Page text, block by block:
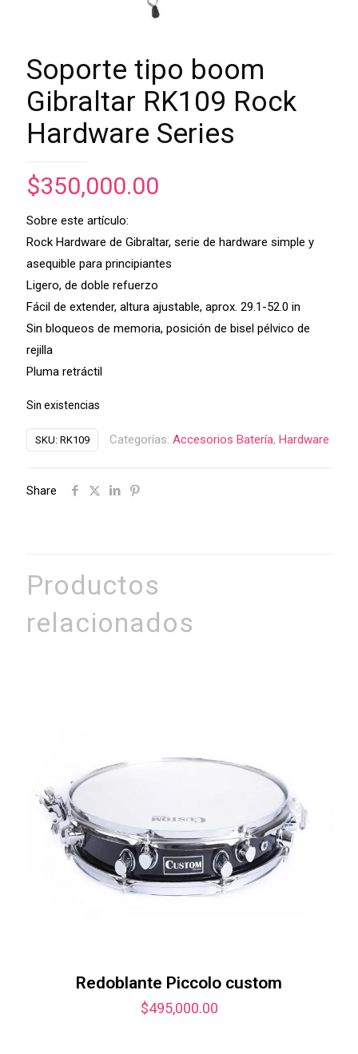
Soporte tipo boom
Gibraltar RK109 Rock
Hardware Series
$350,000.00
Sobre este artículo:
Rock Hardware de Gibraltar, serie de hardware simple y
asequible para principiantes
Ligero, de doble refuerzo
Fácil de extender, altura ajustable, aprox. 29.1-52.0 in
Sin bloqueos de memoria, posición de bisel pélvico de
rejilla
Pluma retráctil
Sin existencias
SKU: RK109 Categorías: Accesorios Batería, Hardware
Share
Productos
relacionados
Redoblante Piccolo custom
$495,000.00